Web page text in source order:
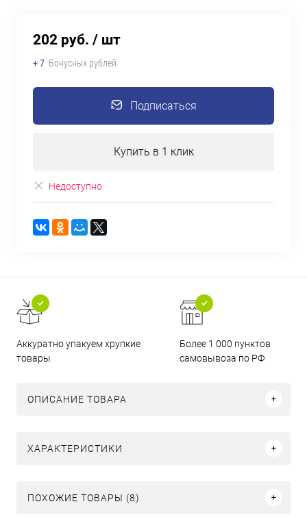
202 руб. / шт
+ 7 Бонусных рублей
Подписаться
Купить в 1 клик
Недоступно
Аккуратно упакуем хрупкие
товары
Более 1 000 пунктов
самовывоза по РФ
ОПИСАНИЕ ТОВАРА
ХАРАКТЕРИСТИКИ
ПОХОЖИЕ ТОВАРЫ (8)